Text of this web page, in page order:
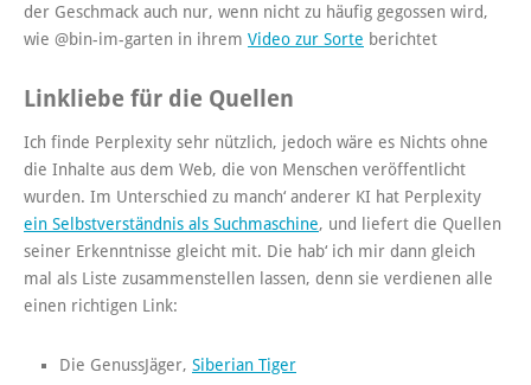
der Geschmack auch nur, wenn nicht zu häufig gegossen wird,
wie @bin-im-garten in ihrem Video zur Sorte berichtet
Linkliebe für die Quellen
Ich finde Perplexity sehr nützlich, jedoch wäre es Nichts ohne
die Inhalte aus dem Web, die von Menschen veröffentlicht
wurden. Im Unterschied zu manch‘ anderer KI hat Perplexity
ein Selbstverständnis als Suchmaschine, und liefert die Quellen
seiner Erkenntnisse gleicht mit. Die hab‘ ich mir dann gleich
mal als Liste zusammenstellen lassen, denn sie verdienen alle
einen richtigen Link:
Die GenussJäger, Siberian Tiger